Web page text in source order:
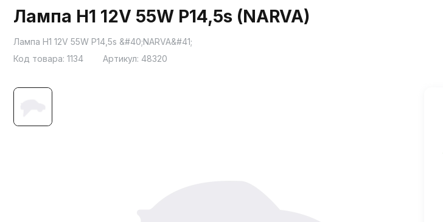
Лампа H1 12V 55W P14,5s (NARVA)
Лампа H1 12V 55W P14,5s &#40;NARVA&#41;
Код товара: 1134 Артикул: 48320